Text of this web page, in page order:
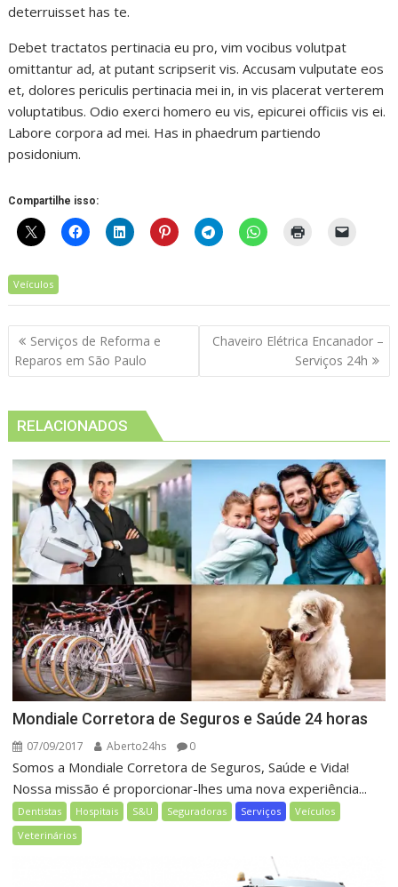
deterruisset has te.
Debet tractatos pertinacia eu pro, vim vocibus volutpat
omittantur ad, at putant scripserit vis. Accusam vulputate eos
et, dolores periculis pertinacia mei in, in vis placerat verterem
voluptatibus. Odio exerci homero eu vis, epicurei officiis vis ei.
Labore corpora ad mei. Has in phaedrum partiendo
posidonium.
Compartilhe isso:
Veículos
Navegação
de
Post
Serviços de Reforma e
Reparos em São Paulo
Chaveiro Elétrica Encanador –
Serviços 24h
RELACIONADOS
Mondiale Corretora de Seguros e Saúde 24 horas
07/09/2017 Aberto24hs 0
Somos a Mondiale Corretora de Seguros, Saúde e Vida!
Nossa missão é proporcionar-lhes uma nova experiência...
Dentistas Hospitais S&U Seguradoras Serviços
Veículos
Veterinários